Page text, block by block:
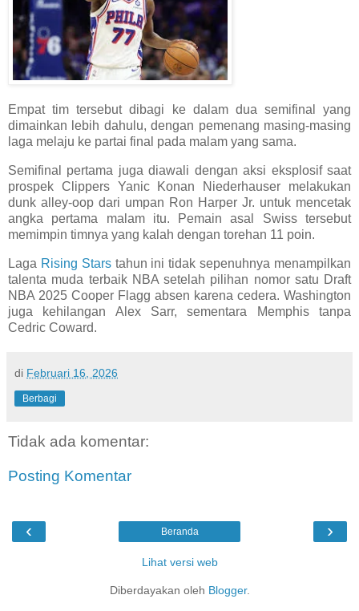
Empat tim tersebut dibagi ke dalam dua semifinal yang
dimainkan lebih dahulu, dengan pemenang masing-masing
laga melaju ke partai final pada malam yang sama.
Semifinal pertama juga diawali dengan aksi eksplosif saat
prospek Clippers Yanic Konan Niederhauser melakukan
dunk alley-oop dari umpan Ron Harper Jr. untuk mencetak
angka pertama malam itu. Pemain asal Swiss tersebut
memimpin timnya yang kalah dengan torehan 11 poin.
Laga Rising Starstahun ini tidak sepenuhnya menampilkan
talenta muda terbaik NBA setelah pilihan nomor satu Draft
NBA 2025 Cooper Flagg absen karena cedera. Washington
juga kehilangan Alex Sarr, sementara Memphis tanpa
Cedric Coward.
di Februari 16, 2026
Berbagi
Tidak ada komentar:
Posting Komentar
‹ ›
Beranda
Lihat versi web
Diberdayakan oleh Blogger.